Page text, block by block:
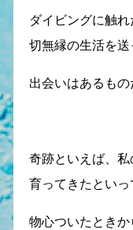
ダイビングに触
切無縁の生活を送
出会いはあるも
奇跡といえば、
育ってきたとい
物心ついたとき